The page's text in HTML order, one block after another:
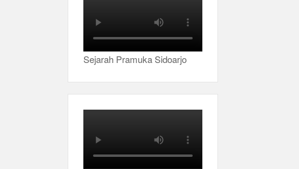
Sejarah Pramuka Sidoarjo